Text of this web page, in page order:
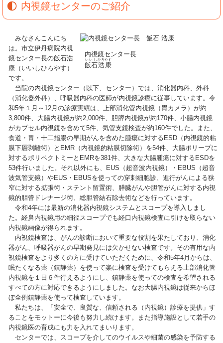
内視鏡センターのご紹介
内視鏡センター長
飯石
いいし
浩康
ひろやす
みなさんこんにち
は。市立伊丹病院内視
鏡センター長の飯石浩
康（いいしひろやす）
です。
当院の内視鏡センター（以下、センター）では、消化器内科、外科
（消化器外科）、呼吸器内科の医師が内視鏡診療に従事しています。令
和5年１月～12月の診療実績は、上部消化管内視鏡（胃カメラ）が約
3,800件、大腸内視鏡が約2,000件、胆膵内視鏡が約170件、小腸内視鏡
がカプセル内視鏡を含めて5件、気管支鏡検査が約160件でした。また、
食道・胃・十二指腸の早期がんを含めた腫瘍に対するESD（内視鏡的粘
膜下層剥離術）とEMR（内視鏡的粘膜切除術）を54件、大腸ポリープに
対するポリペクトミーとEMRを381件、大きな大腸腫瘍に対するESDを
53件行いました。それ以外にも、EUS（超音波内視鏡）・EBUS（超音
波気管支鏡）やEUS・EBUSを使っての穿刺細胞診、進行がんによる狭
窄に対する拡張術・ステント留置術、膵臓がんや胆管がんに対する内視
鏡的胆管ドレナージ術、総胆管結石除去術などを行っています。
令和4年には最新の消化器内視鏡システムとスコープを導入しまし
た。経鼻内視鏡用の細径スコープでも経口内視鏡検査に引けを取らない
内視鏡画像が得られます。
内視鏡検査は、がんの診断において重要な役割を果たしており、消化
器がん、呼吸器がんの早期発見には欠かせない検査です。その有用な内
視鏡検査をより多くの方に受けていただくために、令和5年4月からは、
眠たくなる薬（鎮静薬）を使って楽に検査を受けてもらえる上部消化管
内視鏡を１日６件行えるようにし、鎮静薬を使っての検査を希望される
すべての方に対応できるようにしました。なお大腸内視鏡は従来からほ
ぼ全例鎮静薬を使って検査しています。
私たちは、「安全で、良質な、信頼される（内視鏡）診療を提供」す
ることをモットーに今後も努力し続けます。また指導施設として若手の
内視鏡医の育成にも力を入れてまいります。
センターでは、スコープを介してのウイルスや細菌の感染を予防する